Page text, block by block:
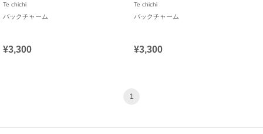
Te chichi
バックチャーム
¥3,300
Te chichi
バックチャーム
¥3,300
1